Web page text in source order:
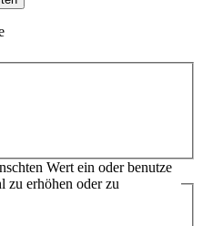
Wert ein oder benutze
zu erhöhen oder zu